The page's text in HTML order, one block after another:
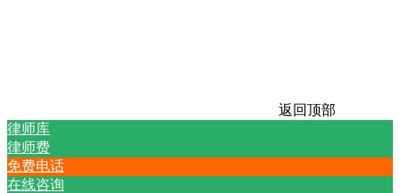
返回顶部
律师库
律师费
免费电话
在线咨询